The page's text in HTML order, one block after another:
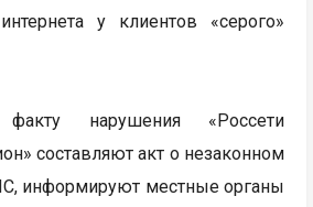
у клиентов «серого»
нарушения «Россети
составляют акт о незаконном
информируют местные органы